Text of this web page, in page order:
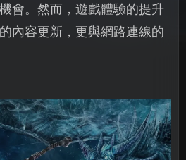
會。然而，遊戲體驗的提升
內容更新，更與網路連線的